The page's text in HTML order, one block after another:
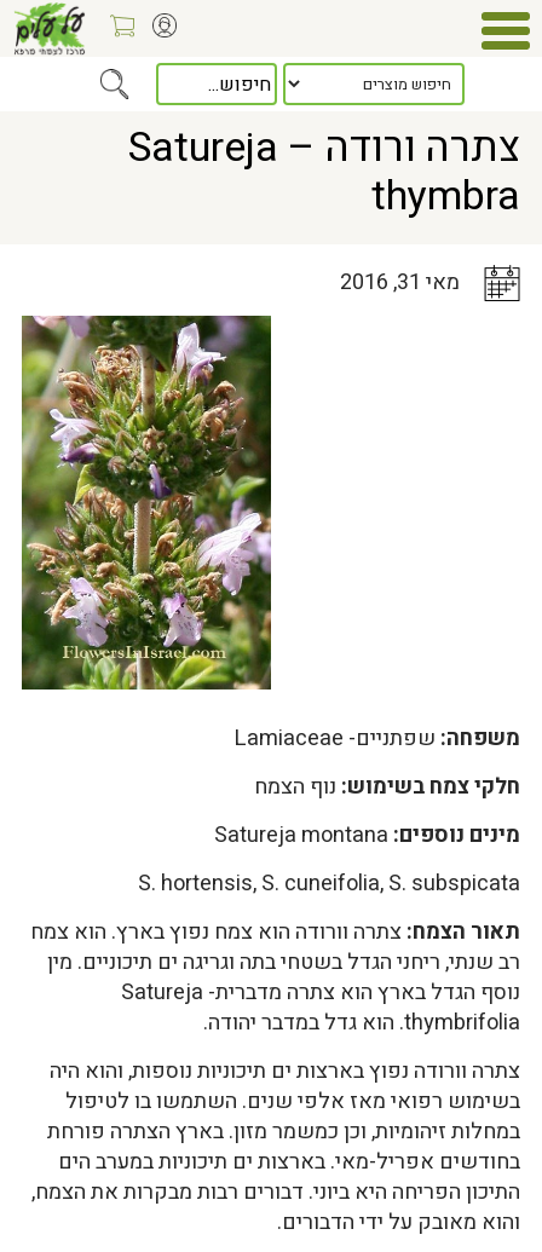
כלל המאמרים> צתרה ורודה – Satureja thymbra
צתרה ורודה – Satureja
thymbra
מאי 31, 2016
משפחה: שפתניים- Lamiaceae
חלקי צמח בשימוש: נוף הצמח
מינים נוספים:
S. hortensis, S. cuneifolia, S. subspicata
תאור הצמח:צתרה וורודה הוא צמח נפוץ בארץ. הוא צמח
רב שנתי, ריחני הגדל בשטחי בתה וגריגה ים תיכוניים. מין
נוסף הגדל בארץ הוא צתרה מדברית- Satureja
thymbrifolia. הוא גדל במדבר יהודה.
צתרה וורודה נפוץ בארצות ים תיכוניות נוספות, והוא היה
בשימוש רפואי מאז אלפי שנים. השתמשו בו לטיפול
במחלות זיהומיות, וכן כמשמר מזון. בארץ הצתרה פורחת
בחודשים אפריל-מאי. בארצות ים תיכוניות במערב הים
התיכון הפריחה היא ביוני. דבורים רבות מבקרות את הצמח,
והוא מאובק על ידי הדבורים.